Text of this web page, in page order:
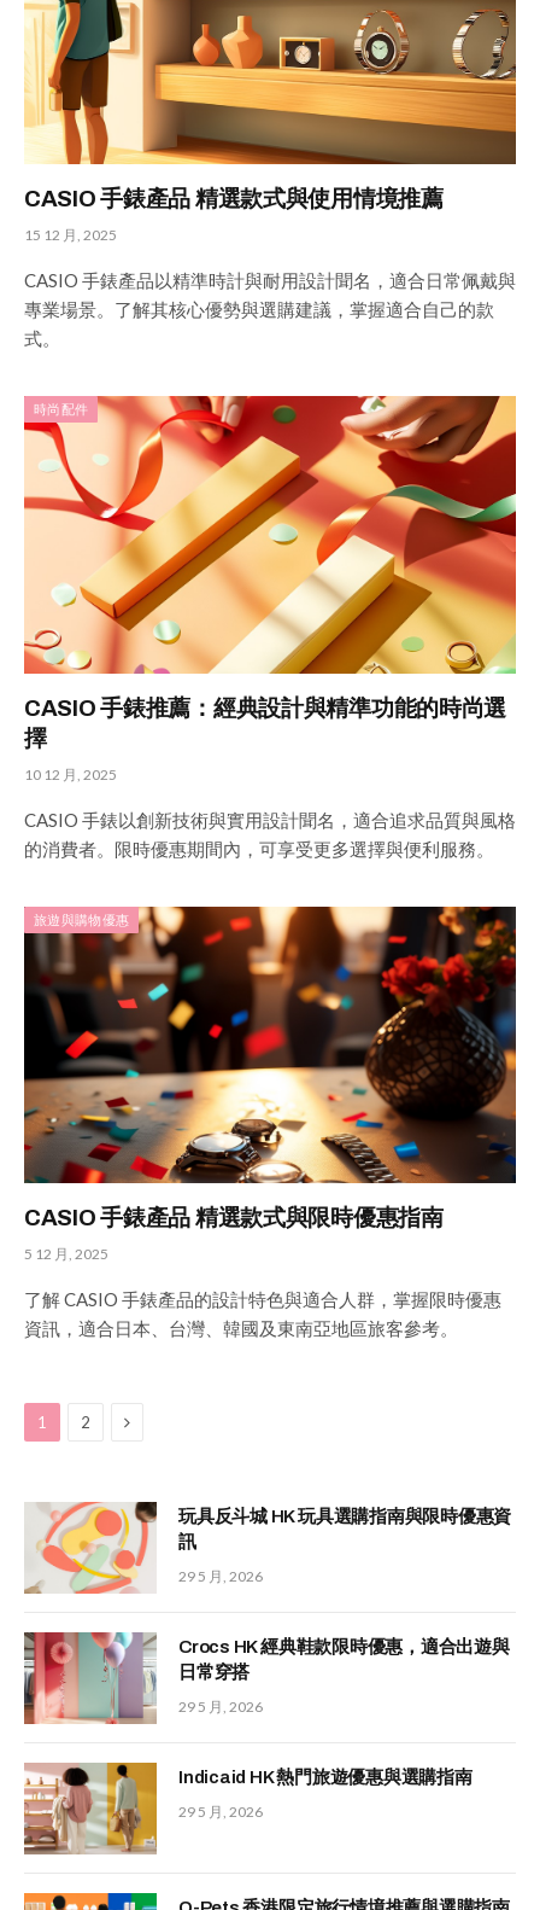
CASIO 手錶產品 精選款式與使用情境推薦
15 12 月, 2025
CASIO 手錶產品以精準時計與耐用設計聞名，適合日常佩戴與
專業場景。了解其核心優勢與選購建議，掌握適合自己的款
式。
時尚配件
CASIO 手錶推薦：經典設計與精準功能的時尚選
擇
10 12 月, 2025
CASIO 手錶以創新技術與實用設計聞名，適合追求品質與風格
的消費者。限時優惠期間內，可享受更多選擇與便利服務。
旅遊與購物優惠
CASIO 手錶產品 精選款式與限時優惠指南
5 12 月, 2025
了解 CASIO 手錶產品的設計特色與適合人群，掌握限時優惠
資訊，適合日本、台灣、韓國及東南亞地區旅客參考。
1 2 Next
玩具反斗城 HK 玩具選購指南與限時優惠資
訊
29 5 月, 2026
Crocs HK 經典鞋款限時優惠，適合出遊與
日常穿搭
29 5 月, 2026
Indicaid HK 熱門旅遊優惠與選購指南
29 5 月, 2026